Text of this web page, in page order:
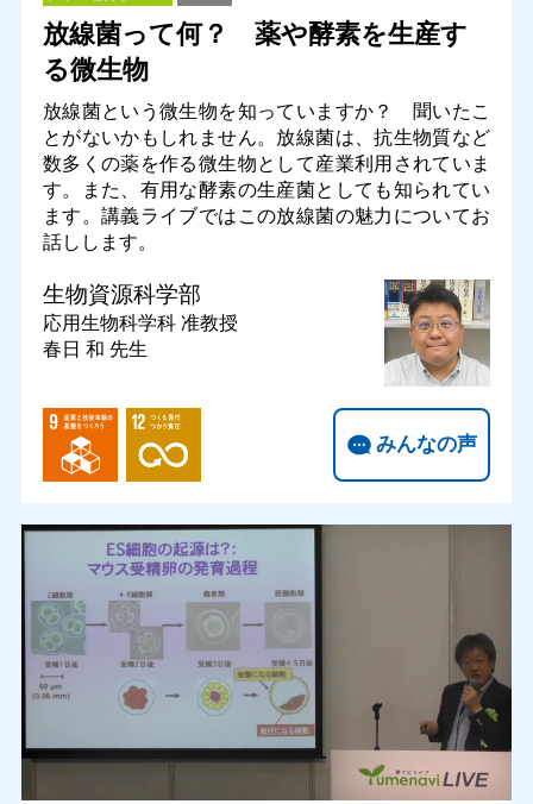
放線菌って何？ 薬や酵素を生産す
る微生物
放線菌という微生物を知っていますか？ 聞いたこ
とがないかもしれません。放線菌は、抗生物質など
数多くの薬を作る微生物として産業利用されていま
す。また、有用な酵素の生産菌としても知られてい
ます。講義ライブではこの放線菌の魅力についてお
話しします。
生物資源科学部
応用生物科学科 准教授
春日 和 先生
みんなの声